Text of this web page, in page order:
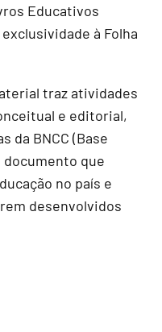
Educativos
à Folha
traz atividades
e editorial,
da BNCC (Base
documento que
no país e
desenvolvidos